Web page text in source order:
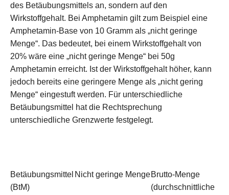
des Betäubungsmittels an, sondern auf den
Wirkstoffgehalt. Bei Amphetamin gilt zum Beispiel eine
Amphetamin-Base von 10 Gramm als „nicht geringe
Menge“. Das bedeutet, bei einem Wirkstoffgehalt von
20% wäre eine „nicht geringe Menge“ bei 50g
Amphetamin erreicht. Ist der Wirkstoffgehalt höher, kann
jedoch bereits eine geringere Menge als „nicht gering
Menge“ eingestuft werden. Für unterschiedliche
Betäubungsmittel hat die Rechtsprechung
unterschiedliche Grenzwerte festgelegt.
Betäubungsmittel
(BtM)
Nicht geringe MengeBrutto-Menge
(durchschnittliche